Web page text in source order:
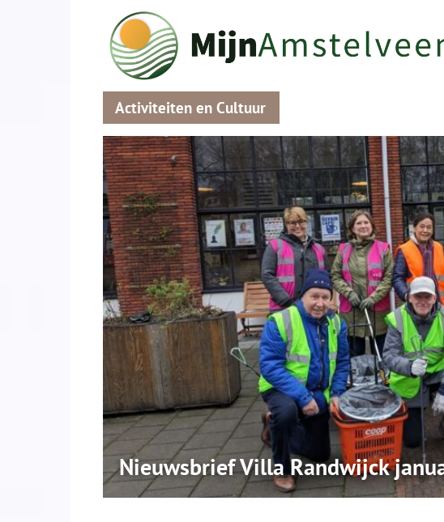
Activiteiten en Cultuur
Nieuwsbrief Villa Randwijck